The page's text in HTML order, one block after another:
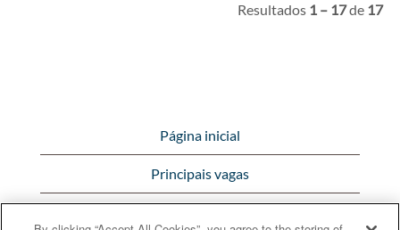
Resultados 1 – 17de 17
Página inicial
Principais vagas